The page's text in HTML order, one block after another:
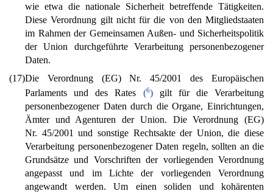
wie etwa die nationale Sicherheit betreffende Tätigkeiten.
Diese Verordnung gilt nicht für die von den Mitgliedstaaten
im Rahmen der Gemeinsamen Außen- und Sicherheitspolitik
der Union durchgeführte Verarbeitung personenbezogener
Daten.
(17)Die Verordnung (EG) Nr. 45/2001 des Europäischen
Parlaments und des Rates (6)gilt für die Verarbeitung
personenbezogener Daten durch die Organe, Einrichtungen,
Ämter und Agenturen der Union. Die Verordnung (EG)
Nr. 45/2001 und sonstige Rechtsakte der Union, die diese
Verarbeitung personenbezogener Daten regeln, sollten an die
Grundsätze und Vorschriften der vorliegenden Verordnung
angepasst und im Lichte der vorliegenden Verordnung
angewandt werden. Um einen soliden und kohärenten